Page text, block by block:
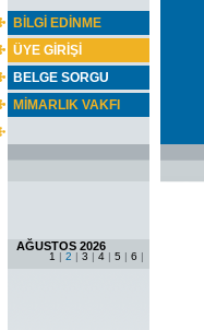
BİLGİ EDİNME
ÜYE GİRİŞİ
BELGE SORGU
MİMARLIK VAKFI
AĞUSTOS 2026
1 | 2 | 3 | 4 | 5 | 6 |